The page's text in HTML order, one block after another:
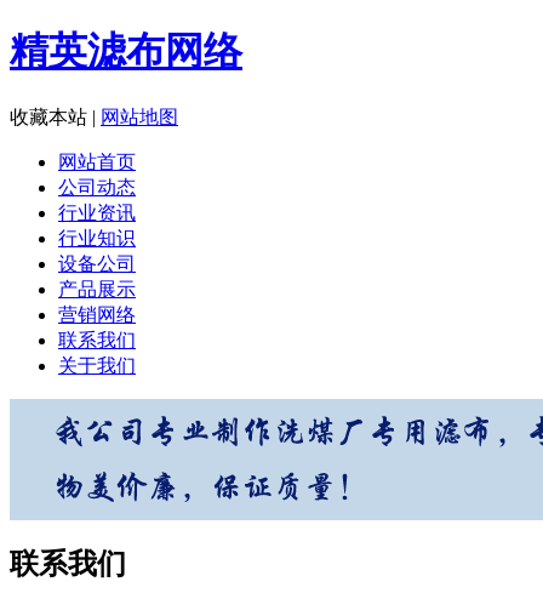
精英滤布网络
收藏本站 | 网站地图
网站首页
公司动态
行业资讯
行业知识
设备公司
产品展示
营销网络
联系我们
关于我们
联系我们